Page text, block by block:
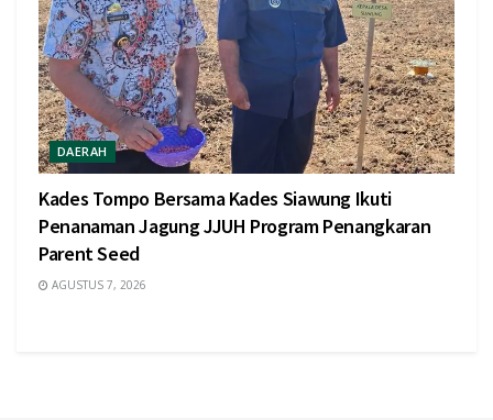
DAERAH
Kades Tompo Bersama Kades Siawung Ikuti
Penanaman Jagung JJUH Program Penangkaran
Parent Seed
AGUSTUS 7, 2026